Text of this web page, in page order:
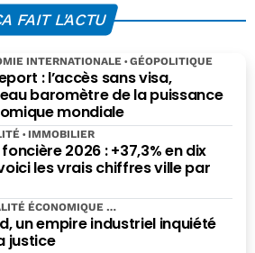
silencieuse des
troubles du
sommeil
commence aussi
dans le regard
FAIT L'ACTU
: l’accès sans visa,
baromètre de la puissance
mondiale
INTERNATIONALE GÉOPOLITIQUE
2026 : +37,3% en dix
les vrais chiffres ville par
IMMOBILIER
un empire industriel inquiété
justice
ÉCONOMIQUE